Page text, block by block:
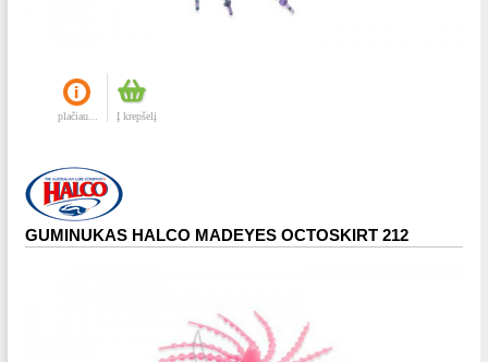
plačiau... Į krepšelį
GUMINUKAS HALCO MADEYES OCTOSKIRT 212